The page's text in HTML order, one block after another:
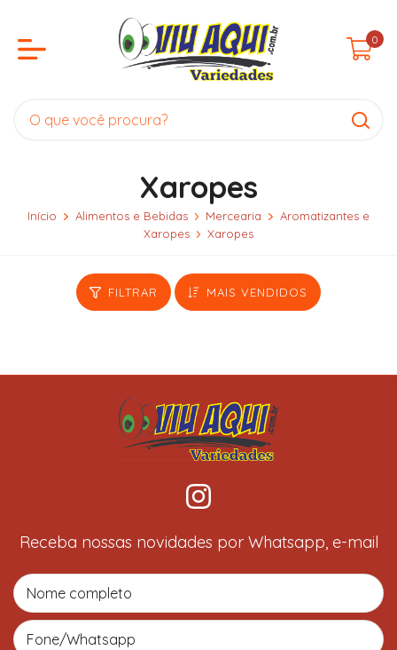
0
Xaropes
Início Alimentos e Bebidas Mercearia
Aromatizantes e
Xaropes
Xaropes
FILTRAR MAIS VENDIDOS
Receba nossas novidades por Whatsapp, e-mail